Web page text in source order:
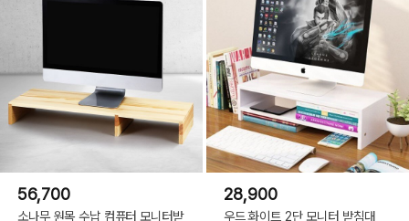
56,700
소나무 원목 수납 컴퓨터 모니터받
28,900
우드 화이트 2단 모니터 받침대